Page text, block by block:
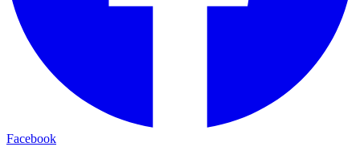
Facebook